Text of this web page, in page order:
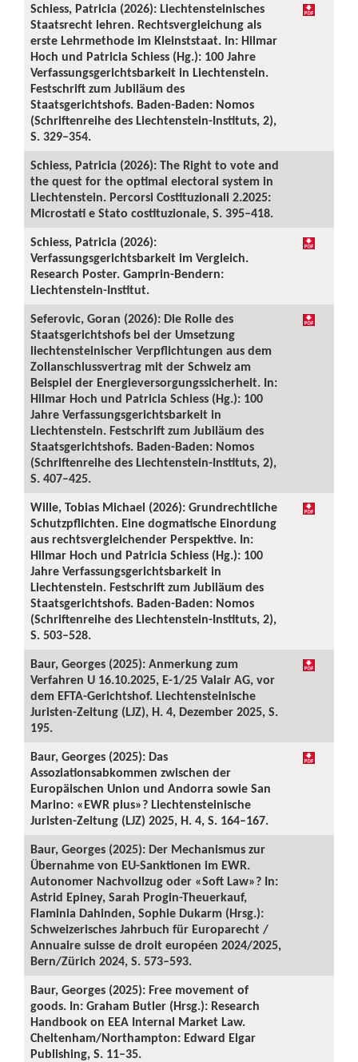
Schiess, Patricia (2026): Liechtensteinisches
Staatsrecht lehren. Rechtsvergleichung als
erste Lehrmethode im Kleinststaat. In: Hilmar
Hoch und Patricia Schiess (Hg.): 100 Jahre
Verfassungsgerichtsbarkeit in Liechtenstein.
Festschrift zum Jubiläum des
Staatsgerichtshofs. Baden-Baden: Nomos
(Schriftenreihe des Liechtenstein-Instituts, 2),
S. 329–354.
Schiess, Patricia (2026): The Right to vote and
the quest for the optimal electoral system in
Liechtenstein. Percorsi Costituzionali 2.2025:
Microstati e Stato costituzionale, S. 395–418.
Schiess, Patricia (2026):
Verfassungsgerichtsbarkeit im Vergleich.
Research Poster. Gamprin-Bendern:
Liechtenstein-Institut.
Seferovic, Goran (2026): Die Rolle des
Staatsgerichtshofs bei der Umsetzung
liechtensteinischer Verpflichtungen aus dem
Zollanschlussvertrag mit der Schweiz am
Beispiel der Energieversorgungssicherheit. In:
Hilmar Hoch und Patricia Schiess (Hg.): 100
Jahre Verfassungsgerichtsbarkeit in
Liechtenstein. Festschrift zum Jubiläum des
Staatsgerichtshofs. Baden-Baden: Nomos
(Schriftenreihe des Liechtenstein-Instituts, 2),
S. 407–425.
Wille, Tobias Michael (2026): Grundrechtliche
Schutzpflichten. Eine dogmatische Einordung
aus rechtsvergleichender Perspektive. In:
Hilmar Hoch und Patricia Schiess (Hg.): 100
Jahre Verfassungsgerichtsbarkeit in
Liechtenstein. Festschrift zum Jubiläum des
Staatsgerichtshofs. Baden-Baden: Nomos
(Schriftenreihe des Liechtenstein-Instituts, 2),
S. 503–528.
Baur, Georges (2025): Anmerkung zum
Verfahren U 16.10.2025, E-1/25 Valair AG, vor
dem EFTA-Gerichtshof. Liechtensteinische
Juristen-Zeitung (LJZ), H. 4, Dezember 2025, S.
195.
Baur, Georges (2025): Das
Assoziationsabkommen zwischen der
Europäischen Union und Andorra sowie San
Marino: «EWR plus»? Liechtensteinische
Juristen-Zeitung (LJZ) 2025, H. 4, S. 164–167.
Baur, Georges (2025): Der Mechanismus zur
Übernahme von EU-Sanktionen im EWR.
Autonomer Nachvollzug oder «Soft Law»? In:
Astrid Epiney, Sarah Progin-Theuerkauf,
Flaminia Dahinden, Sophie Dukarm (Hrsg.):
Schweizerisches Jahrbuch für Europarecht /
Annuaire suisse de droit européen 2024/2025,
Bern/Zürich 2024, S. 573–593.
Baur, Georges (2025): Free movement of
goods. In: Graham Butler (Hrsg.): Research
Handbook on EEA Internal Market Law.
Cheltenham/Northampton: Edward Elgar
Publishing, S. 11–35.